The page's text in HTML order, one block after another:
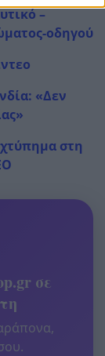
–
οδηγού
«Δεν
στη
σε